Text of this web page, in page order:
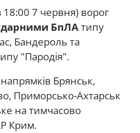
7 червня) ворог
БпЛАтипу
Бандероль та
"Пародія".
Брянськ,
Приморсько-Ахтарськ
на тимчасово
Крим.